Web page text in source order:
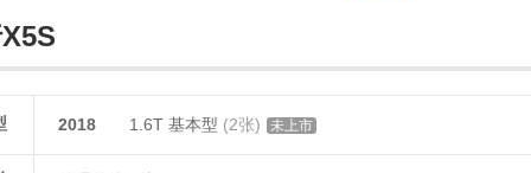
2018 1.6T 基本型 (2张) 未上市